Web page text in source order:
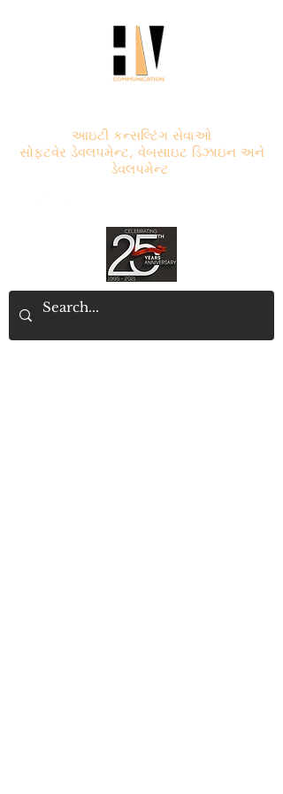
આઇટી કન્સલ્ટિંગ સેવાઓ
સોફ્ટવેર ડેવલપમેન્ટ, વેબસાઇટ ડિઝાઇન અને
ડેવલપમેન્ટ